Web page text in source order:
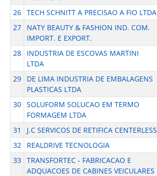
26 TECH SCHNITT A PRECISAO A FIO LTDA
27
NATY BEAUTY & FASHION IND. COM.
IMPORT. E EXPORT.
28
INDUSTRIA DE ESCOVAS MARTINI
LTDA
29
DE LIMA INDUSTRIA DE EMBALAGENS
PLASTICAS LTDA
30 SOLUFORM SOLUCAO EM TERMO
FORMAGEM LTDA
31 J.C SERVICOS DE RETIFICA CENTERLESS
32
REALDRIVE TECNOLOGIA
33 TRANSFORTEC - FABRICACAO E
ADQUACOES DE CABINES VEICULARES